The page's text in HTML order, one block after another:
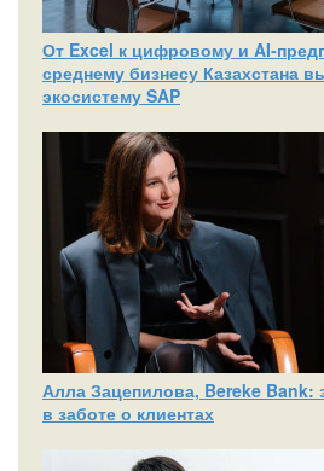
От Excel к цифровому и
среднему бизнесу Казахстана
экосистему SAP
Алла Зацепилова, Bereke
в заботе о клиентах